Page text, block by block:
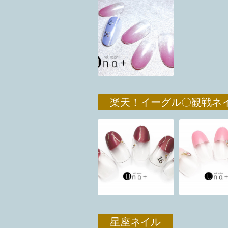
楽天！イーグル〇観戦ネ
星座ネイル